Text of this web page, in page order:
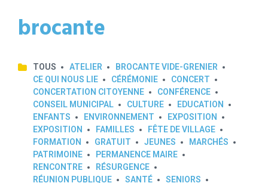
brocante
TOUS ATELIER
BROCANTE VIDE-GRENIER
CE QUI NOUS LIE
CÉRÉMONIE
CONCERT
CONCERTATION CITOYENNE
CONFÉRENCE
CONSEIL MUNICIPAL
CULTURE
EDUCATION
ENFANTS
ENVIRONNEMENT
EXPOSITION
EXPOSITION
FAMILLES
FÊTE DE VILLAGE
FORMATION
GRATUIT JEUNES
MARCHÉS
PATRIMOINE
PERMANENCE MAIRE
RENCONTRE
RÉSURGENCE
RÉUNION PUBLIQUE
SANTÉ
SENIORS